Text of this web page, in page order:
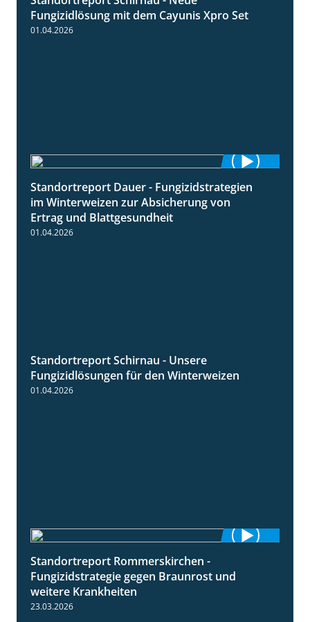
Fungizidlösung mit dem Cayunis Xpro Set
01.04.2026
5:10
Standortreport Dauer - Fungizidstrategien
im Winterweizen zur Absicherung von
Ertrag und Blattgesundheit
01.04.2026
Standortreport Schirnau - Unsere
Fungizidlösungen für den Winterweizen
01.04.2026
Standortreport Rommerskirchen -
Fungizidstrategie gegen Braunrost und
weitere Krankheiten
23.03.2026